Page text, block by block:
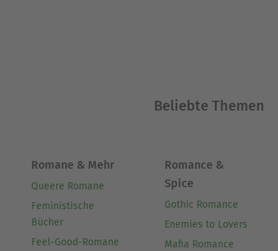
Beliebte Themen
Romane & Mehr
Queere Romane
Feministische
Bücher
Feel-Good-Romane
Romance &
Spice
Gothic Romance
Enemies to Lovers
Mafia Romance